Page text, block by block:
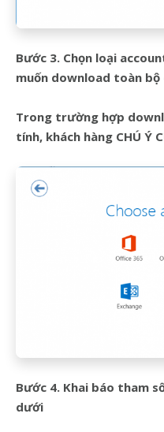
Bước 3. Chọn loại
muốn download toàn
Trong trường hợp
tính, khách hàng CHÚ Ý
Bước 4. Khai báo tham
dưới